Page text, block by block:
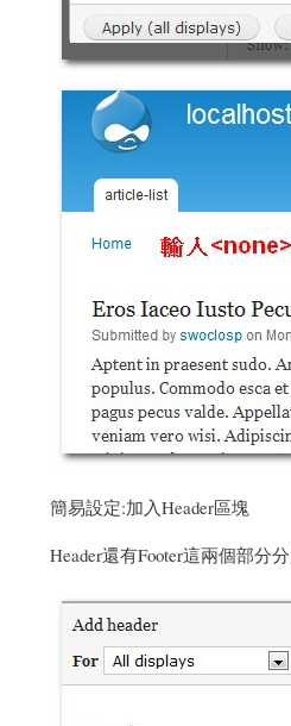
簡易設定:加入Header區塊
Header還有Footer這兩個部分